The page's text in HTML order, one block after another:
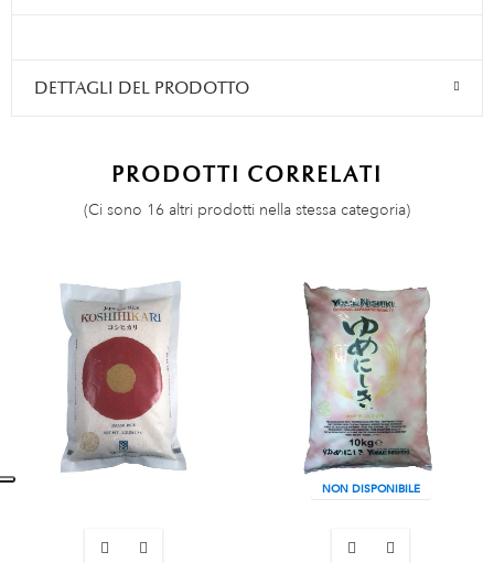
DETTAGLI DEL PRODOTTO
PRODOTTI CORRELATI
(Ci sono 16 altri prodotti nella stessa categoria)
NON DISPONIBILE